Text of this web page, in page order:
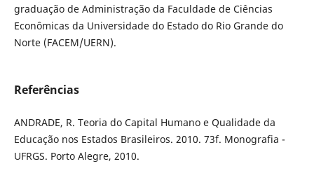
graduação de Administração da Faculdade de Ciências
Econômicas da Universidade do Estado do Rio Grande do
Norte (FACEM/UERN).
Referências
ANDRADE, R. Teoria do Capital Humano e Qualidade da
Educação nos Estados Brasileiros. 2010. 73f. Monografia -
UFRGS. Porto Alegre, 2010.